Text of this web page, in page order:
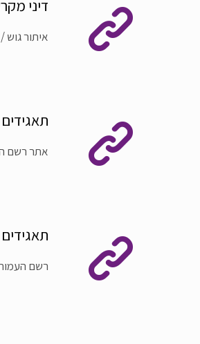
דיני
איתור גוש
אתר רשם
רשם